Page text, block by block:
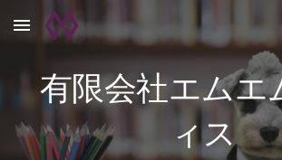
Skip to main content
有限会社エムエ
ィス